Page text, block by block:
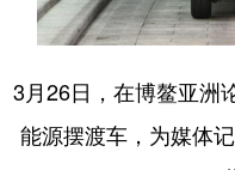
3月26日，在博鳌亚洲
能源摆渡车，为媒体